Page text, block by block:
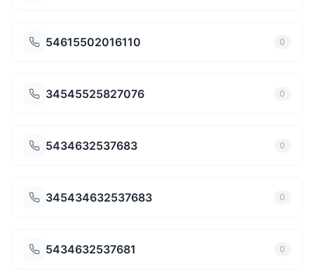
54615502016110 0
34545525827076 0
5434632537683 0
345434632537683 0
5434632537681 0